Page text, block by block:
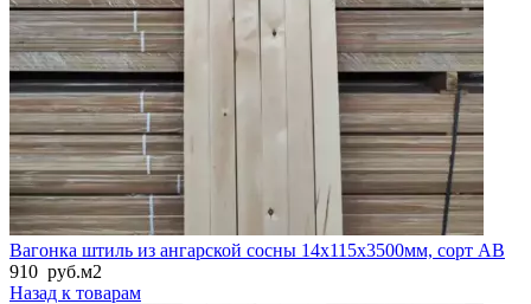
Вагонка штиль из ангарской сосны 14x115x3500мм, сорт AB
910 руб.м2
Назад к товарам